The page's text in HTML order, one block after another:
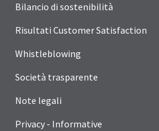
Bilancio di sostenibilità
Risultati Customer Satisfaction
Whistleblowing
Società trasparente
Note legali
Privacy - Informative